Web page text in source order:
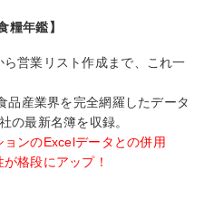
糧年鑑】
ら営業リスト作成まで、これ一
品産業界を完全網羅したデータ
の最新名簿を収録。
ョンのExcelデータとの併用
格段にアップ！